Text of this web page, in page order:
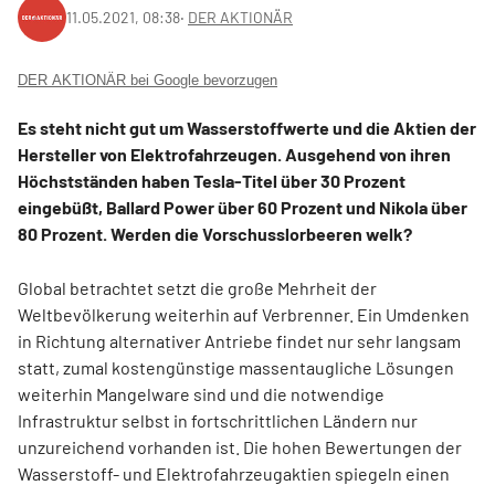
11.05.2021, 08:38‧ DER AKTIONÄR
DER AKTIONÄR bei Google bevorzugen
Es steht nicht gut um Wasserstoffwerte und die Aktien der
Hersteller von Elektrofahrzeugen. Ausgehend von ihren
Höchstständen haben Tesla-Titel über 30 Prozent
eingebüßt, Ballard Power über 60 Prozent und Nikola über
80 Prozent. Werden die Vorschusslorbeeren welk?
Global betrachtet setzt die große Mehrheit der
Weltbevölkerung weiterhin auf Verbrenner. Ein Umdenken
in Richtung alternativer Antriebe findet nur sehr langsam
statt, zumal kostengünstige massentaugliche Lösungen
weiterhin Mangelware sind und die notwendige
Infrastruktur selbst in fortschrittlichen Ländern nur
unzureichend vorhanden ist. Die hohen Bewertungen der
Wasserstoff- und Elektrofahrzeugaktien spiegeln einen